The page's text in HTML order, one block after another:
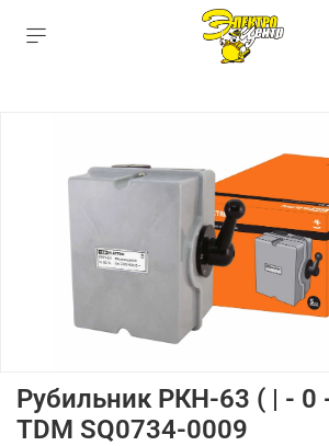
Рубильник РКН-63 ( | - 0
TDM SQ0734-0009